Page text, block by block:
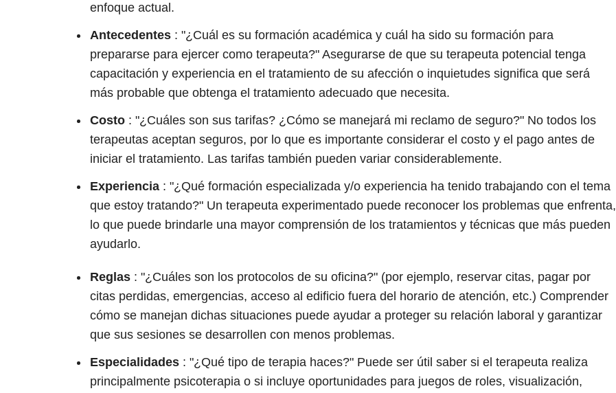
enfoque actual.
Antecedentes: "¿Cuál es su formación académica y cuál ha sido su formación para
prepararse para ejercer como terapeuta?" Asegurarse de que su terapeuta potencial tenga
capacitación y experiencia en el tratamiento de su afección o inquietudes significa que será
más probable que obtenga el tratamiento adecuado que necesita.
Costo: "¿Cuáles son sus tarifas? ¿Cómo se manejará mi reclamo de seguro?" No todos los
terapeutas aceptan seguros, por lo que es importante considerar el costo y el pago antes de
iniciar el tratamiento. Las tarifas también pueden variar considerablemente.
Experiencia: "¿Qué formación especializada y/o experiencia ha tenido trabajando con el tema
que estoy tratando?" Un terapeuta experimentado puede reconocer los problemas que enfrenta,
lo que puede brindarle una mayor comprensión de los tratamientos y técnicas que más pueden
ayudarlo.
Reglas: "¿Cuáles son los protocolos de su oficina?" (por ejemplo, reservar citas, pagar por
citas perdidas, emergencias, acceso al edificio fuera del horario de atención, etc.) Comprender
cómo se manejan dichas situaciones puede ayudar a proteger su relación laboral y garantizar
que sus sesiones se desarrollen con menos problemas.
Especialidades: "¿Qué tipo de terapia haces?" Puede ser útil saber si el terapeuta realiza
principalmente psicoterapia o si incluye oportunidades para juegos de roles, visualización,